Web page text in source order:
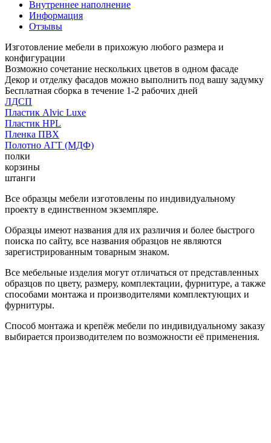
Внутреннее наполнение
Информация
Отзывы
Изготовление мебели в прихожую любого размера и
конфигурации
Возможно сочетание нескольких цветов в одном фасаде
Декор и отделку фасадов можно выполнить под вашу задумку
Бесплатная сборка в течение 1-2 рабочих дней
ЛДСП
Пластик Alvic Luxe
Пластик HPL
Пленка ПВХ
Полотно АГТ (МДФ)
полки
корзины
штанги
Все образцы мебели изготовлены по индивидуальному
проекту в единственном экземпляре.
Образцы имеют названия для их различия и более быстрого
поиска по сайту, все названия образцов не являются
зарегистрированным товарным знаком.
Все мебельные изделия могут отличаться от представленных
образцов по цвету, размеру, комплектации, фурнитуре, а также
способами монтажа и производителями комплектующих и
фурнитуры.
Способ монтажа и крепёж мебели по индивидуальному заказу
выбирается производителем по возможности её применения.